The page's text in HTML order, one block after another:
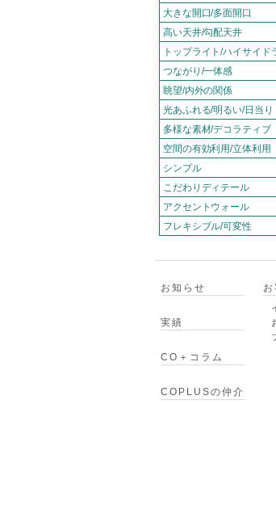
大きな開口/多面開口
高い天井/勾配天井
トップライト/ハイサイド
つながり/一体感
眺望/内外の関係
光あふれる/明るい/日当り
多様な素材/デコラティブ
空間の有効利用/立体利用
シンプル
こだわりディテール
アクセントウォール
フレキシブル/可変性
お知らせ
実績
CO＋コラム
COPLUSの仲介